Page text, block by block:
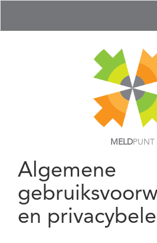
MELDPUNT
Algemene
en